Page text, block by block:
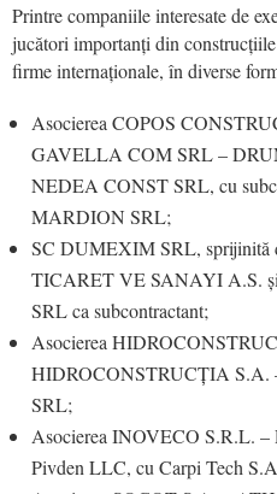
Printre companiile interesate de
jucători importanți din
firme internaționale, în diverse
Asocierea COPOS
GAVELLA COM SRL –
NEDEA CONST SRL, cu
MARDION SRL;
SC DUMEXIM SRL,
TICARET VE SANAYI A.S.
SRL ca subcontractant;
Asocierea
HIDROCONSTRUCȚIA
SRL;
Asocierea INOVECO S.R.L.
Pivden LLC, cu Carpi Tech